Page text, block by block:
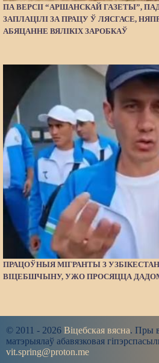
ПА ВЕРСІІ “АРШАНСКАЙ ГАЗЕТЫ”,
ЗАПЛАЦІЛІ ЗА ПРАЦУ Ў ЛЯСГАСЕ,
АБЯЦАННЕ ВЯЛІКІХ ЗАРОБКАЎ
ПРАЦОЎНЫЯ МІГРАНТЫ З
ВІЦЕБШЧЫНУ, УЖО ПРОСЯЦЦА
© 2011 - 2026 Віцебская вясна. Пры
матэрыялаў абавязковая
vit.spring@proton.me